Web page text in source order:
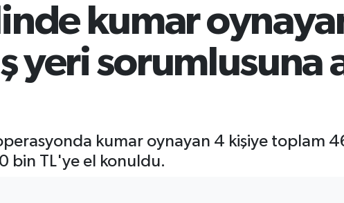
kumar
yeri sorumlusuna
kumar oynayan 4 kişiye toplam
bin TL'ye el konuldu.